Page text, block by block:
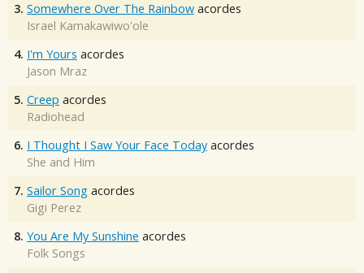
3. Somewhere Over The Rainbow acordes
Israel Kamakawiwo'ole
4. I'm Yours acordes
Jason Mraz
5. Creep acordes
Radiohead
6. I Thought I Saw Your Face Today acordes
She and Him
7. Sailor Song acordes
Gigi Perez
8. You Are My Sunshine acordes
Folk Songs